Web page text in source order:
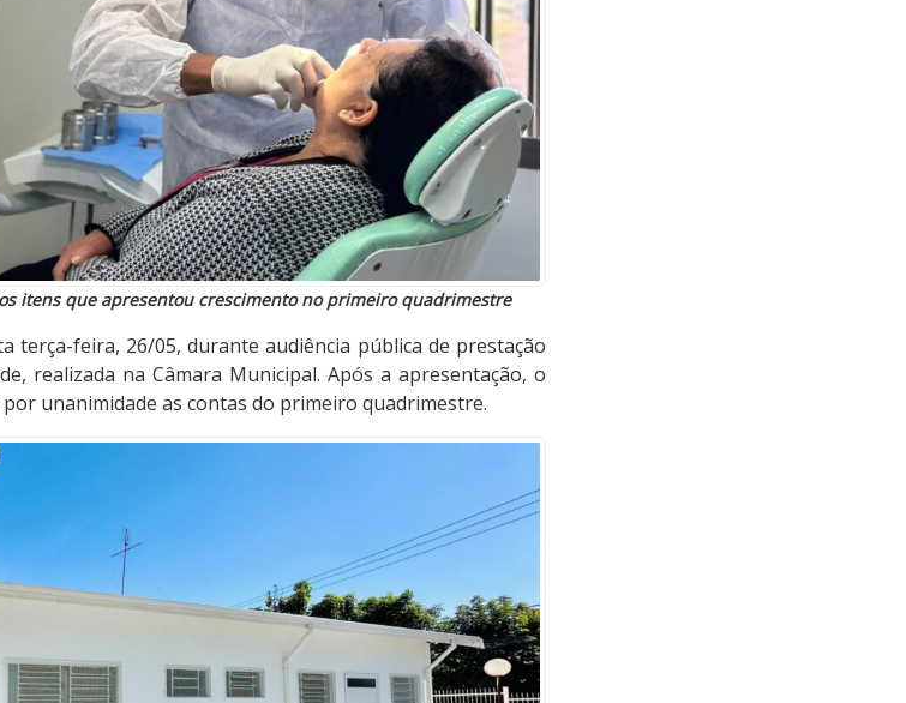
itens que apresentou crescimento no primeiro quadrimestre
terça-feira, 26/05, durante audiência pública de prestação
realizada na Câmara Municipal. Após a apresentação, o
unanimidade as contas do primeiro quadrimestre.